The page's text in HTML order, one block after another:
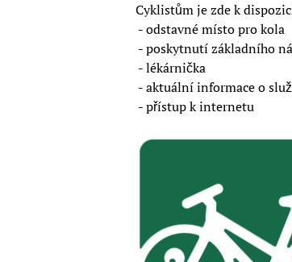
Cyklistům je zde k
- odstavné místo pro kola
- poskytnutí základního
- lékárnička
- aktuální informace o
- přístup k internetu